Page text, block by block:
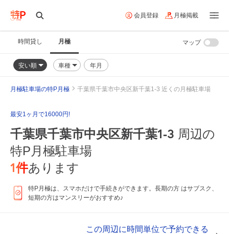
会員登録 月極掲載
時間貸し 月極
安い順 車種 年月
マップ
月極駐車場の特P月極 千葉県千葉市中央区新千葉1-3 近くの月極駐車場
最安1ヶ月で16000円!
千葉県千葉市中央区新千葉1-3 周辺の
特P月極駐車場
1件あります
特P月極は、スマホだけで手続きができます。長期の方 はサブスク、
短期の方はマンスリーがおすすめ♪
この周辺に時間単位で予約できる